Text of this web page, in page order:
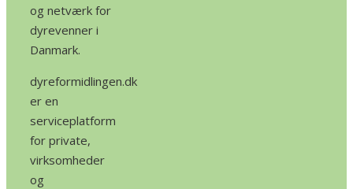
og netværk for
dyrevenner i
Danmark.
dyreformidlingen.dk
er en
serviceplatform
for private,
virksomheder
og